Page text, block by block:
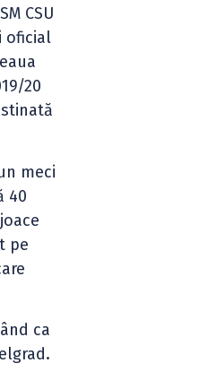
CSU
oficial
20
meci
40
pe
ca